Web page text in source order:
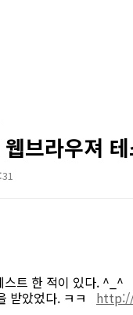
브라우져
트 한 적이 있다. ^_^
받았었다. ㅋㅋ